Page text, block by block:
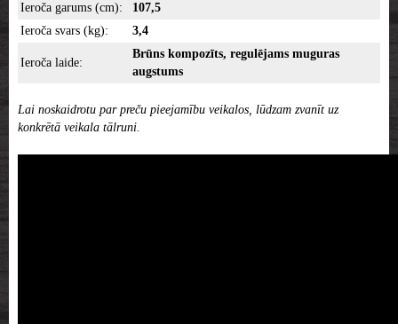
Ieroča garums (cm):
107,5
Ieroča svars (kg):
3,4
Ieroča laide:
Brūns kompozīts, regulējams muguras
augstums
Lai noskaidrotu par preču pieejamību veikalos, lūdzam zvanīt uz
konkrētā veikala tālruni.